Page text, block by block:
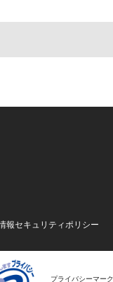
報セキュリティポリシー
プライバシーマーク